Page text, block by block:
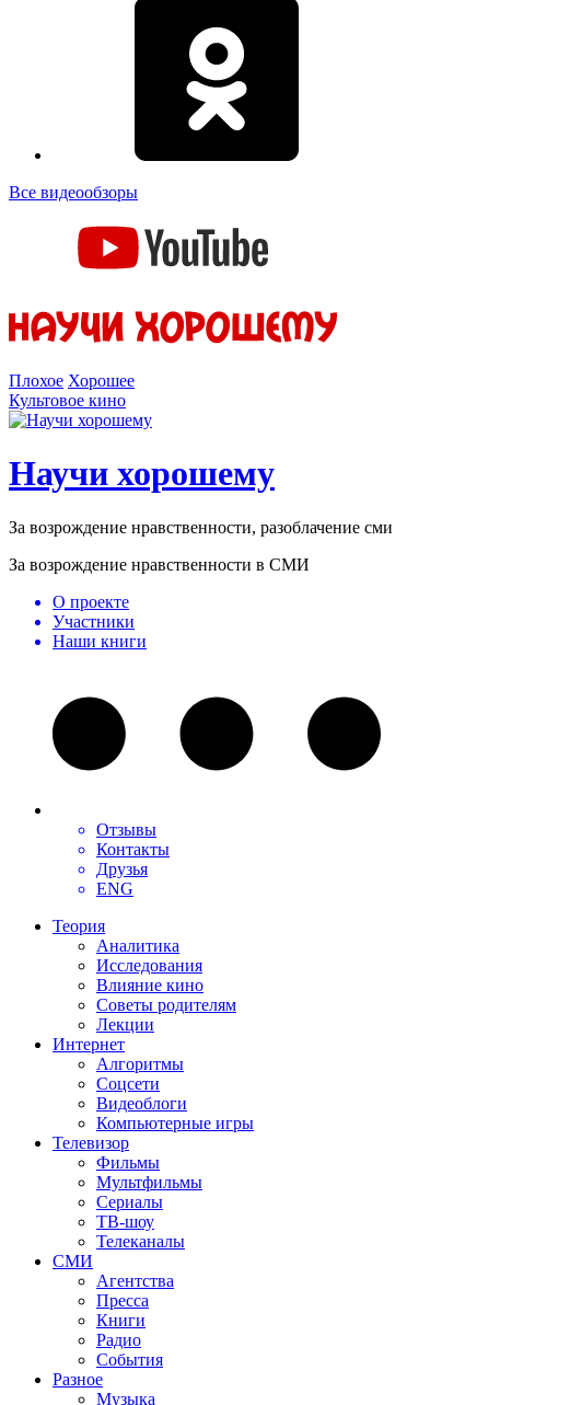
Все видеообзоры
Плохое Хорошее
Культовое кино
Научи хорошему
За возрождение нравственности, разоблачение сми
За возрождение нравственности в СМИ
О проекте
Участники
Наши книги
Отзывы
Контакты
Друзья
ENG
Теория
Аналитика
Исследования
Влияние кино
Советы родителям
Лекции
Интернет
Алгоритмы
Соцсети
Видеоблоги
Компьютерные игры
Телевизор
Фильмы
Мультфильмы
Сериалы
ТВ-шоу
Телеканалы
СМИ
Агентства
Пресса
Книги
Радио
События
Разное
Музыка